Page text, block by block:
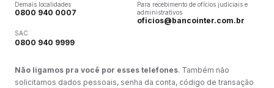
Demais localidades
0800 940 0007
SAC
0800 940 9999
Para recebimento de ofícios judiciais e
administrativos
oficios@bancointer.com.br
Não ligamos pra você por esses telefones. Também não
solicitamos dados pessoais, senha da conta, código de transação